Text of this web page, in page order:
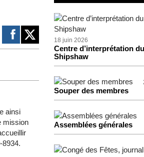
ainsi
mission
18 juin 2026
Centre d’interprétation
Shipshaw
Souper des membres
Assemblées générales